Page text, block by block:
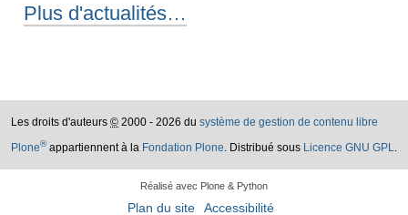
Plus d'actualités…
Les droits d'auteurs © 2000 - 2026 du système de gestion de contenu libre
Plone®appartiennent à la Fondation Plone. Distribué sous Licence GNU GPL.
Réalisé avec Plone & Python
Plan du site Accessibilité